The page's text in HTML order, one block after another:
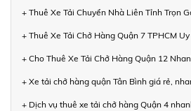
+ Thuê Xe Tải Chuyển Nhà Liên Tỉnh Trọn
+ Thuê Xe Tải Chở Hàng Quận 7 TPHCM
+ Cho Thuê Xe Tải Chở Hàng Quận 12
+ Xe tải chở hàng quận Tân Bình giá rẻ,
+ Dịch vụ thuê xe tải chở hàng Quận 4